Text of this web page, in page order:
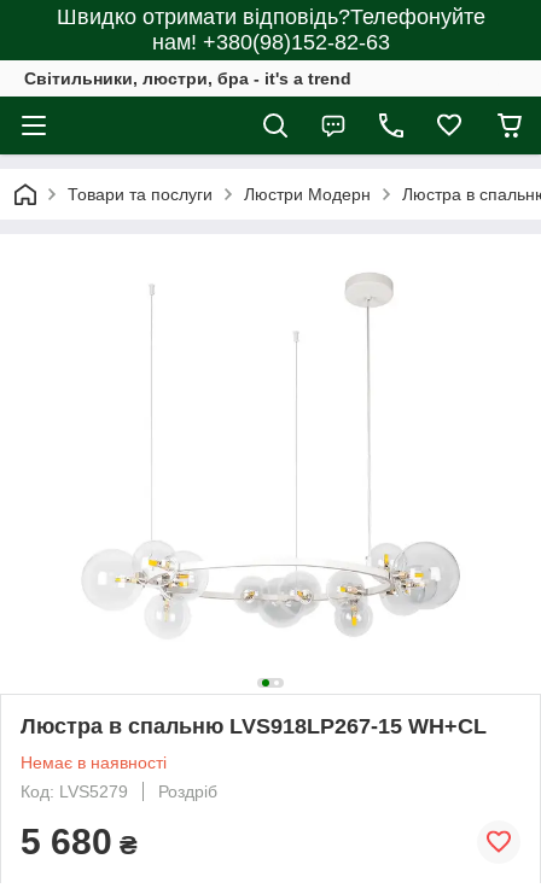
Швидко отримати відповідь?Телефонуйте
нам! +380(98)152-82-63
Світильники, люстри, бра - it's a trend
Товари та послуги Люстри Модерн Люстра в
Люстра в спальню LVS918LP267-15 WH+CL
Немає в наявності
Код: LVS5279
Роздріб
5 680 ₴